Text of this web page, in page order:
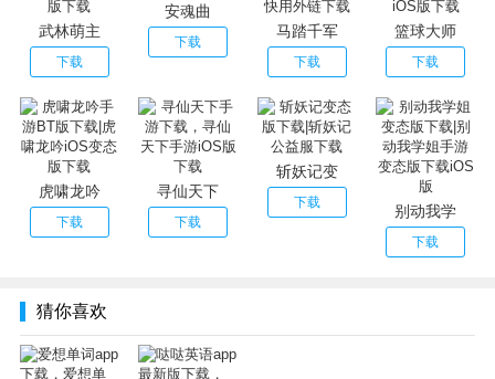
熟悉的主题背单词吧。
【发挥想象，自主添加】
自主添加自己的联想，加深记忆，编织自己的记忆网络。
武林萌主
下载
安魂曲
下载
马踏千军
下载
篮球大师
下载
虎啸龙吟
下载
寻仙天下
下载
斩妖记变
下载 别动我学
下载
猜你喜欢